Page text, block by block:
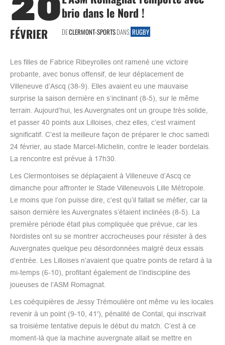
20
FÉVRIER
brio dans le Nord !
DECLERMONT-SPORTSDANS RUGBY
Les filles de Fabrice Ribeyrolles ont ramené une victoire
probante, avec bonus offensif, de leur déplacement de
Villeneuve d’Ascq (38-9). Elles avaient eu une mauvaise
surprise la saison dernière en s’inclinant (8-5), sur le même
terrain. Aujourd’hui, les Auvergnates ont un groupe très solide,
et passer 40 points aux Lilloises, chez elles, c’est vraiment
significatif. C’est la meilleure façon de préparer le choc samedi
24 février, au stade Marcel-Michelin, contre le leader bordelais.
La rencontre est prévue à 17h30.​
Les Clermontoises se déplaçaient à Villeneuve d’Ascq ce
dimanche pour affronter le Stade Villeneuvois Lille Métropole.
Le moins que l’on puisse dire, c’est qu’il fallait se méfier, car la
saison dernière les Auvergnates s’étaient inclinées (8-5). La
première période était plus compliquée que prévue, car les
Nordistes ont su se montrer accrocheuses pour résister à des
Auvergnates quelque peu désordonnées malgré deux essais
d’entrée. Les Lilloises n’avaient que quatre points de retard à la
mi-temps (6-10), profitant également de l’indiscipline des
joueuses de l’ASM Romagnat.
Les coéquipières de Jessy Trémoulière ont même vu les locales
revenir à un point (9-10, 41′), pénalité de Contal, qui inscrivait
sa troisième tentative depuis le début du match. C’est à ce
moment-là que la machine auvergnate allait se mettre en